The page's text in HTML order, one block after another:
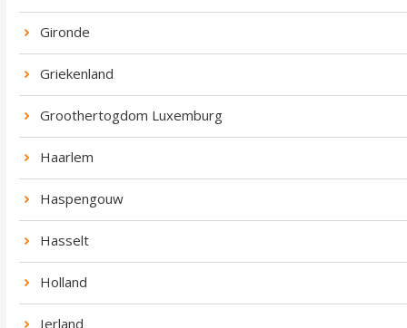
Gironde
Griekenland
Groothertogdom Luxemburg
Haarlem
Haspengouw
Hasselt
Holland
Ierland